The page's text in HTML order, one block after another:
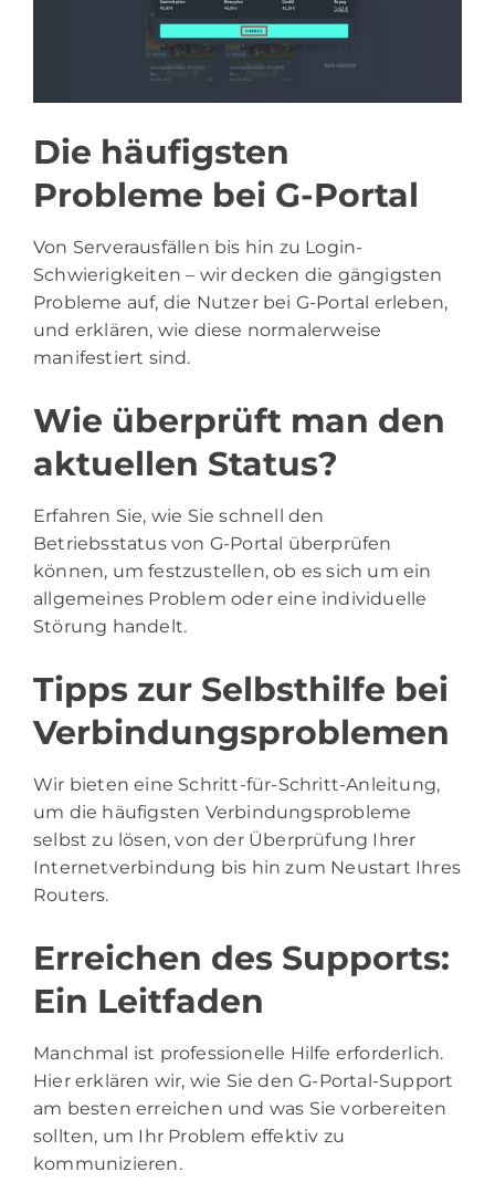
Die häufigsten
Probleme bei G-Portal
Von Serverausfällen bis hin zu Login-
Schwierigkeiten – wir decken die gängigsten
Probleme auf, die Nutzer bei G-Portal erleben,
und erklären, wie diese normalerweise
manifestiert sind.
Wie überprüft man den
aktuellen Status?
Erfahren Sie, wie Sie schnell den
Betriebsstatus von G-Portal überprüfen
können, um festzustellen, ob es sich um ein
allgemeines Problem oder eine individuelle
Störung handelt.
Tipps zur Selbsthilfe bei
Verbindungsproblemen
Wir bieten eine Schritt-für-Schritt-Anleitung,
um die häufigsten Verbindungsprobleme
selbst zu lösen, von der Überprüfung Ihrer
Internetverbindung bis hin zum Neustart Ihres
Routers.
Erreichen des Supports:
Ein Leitfaden
Manchmal ist professionelle Hilfe erforderlich.
Hier erklären wir, wie Sie den G-Portal-Support
am besten erreichen und was Sie vorbereiten
sollten, um Ihr Problem effektiv zu
kommunizieren.